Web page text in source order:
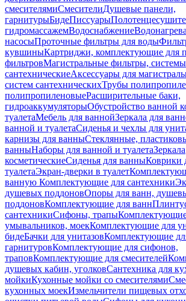
смесителямиСмесителиДушевые панели,
гарнитурыБидеПиссуары
гидромассажемВодоснабжение
насосыПроточные фильтры для воды
кувшиныКартриджи, комплектующие для
фильтровМагистральные фильтры, системы
сантехническиеАксессуары для
систем сантехническихТрубы
полипропиленовыеРасширительные баки,
гидроаккумуляторыОбустройство ванной
туалетаМебель для ваннойЗеркала для
ванной и туалетаСиденья и чехлы для
карнизы для ванныСтеклянные,
ванныНаборы для ванной и туалетаЗеркала
косметическиеСиденья для ванныКоврики
туалетаЭкран-дверки в туалет
ванную Комплектующие для сантехники
душевых поддоновОпоры для ванн,
поддоновКомплектующие для ванн
сантехникиСифоны, трапы
умывальников, моекКомплектующие для
бидеБачки для унитазовКомплектующие
гарнитуровКомплектующие для сифонов,
траповКомплектующие для смесителей
душевых кабин, уголковСантехника для
мойкиКухонные мойки со смесителями
кухонных моекИзмельчители пищевых